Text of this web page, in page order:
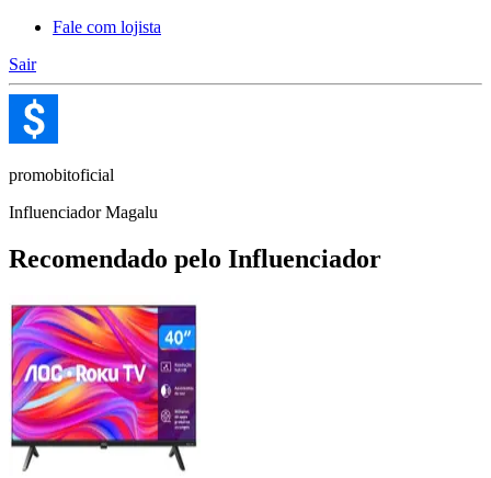
Fale com lojista
Sair
promobitoficial
Influenciador Magalu
Recomendado pelo Influenciador